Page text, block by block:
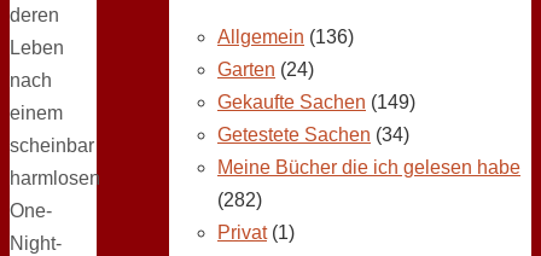
deren
Leben
nach
einem
scheinbar
harmlosen
One-
Night-
Allgemein (136)
Garten (24)
Gekaufte Sachen (149)
Getestete Sachen (34)
Meine Bücher die ich gelesen habe
(282)
Privat(1)